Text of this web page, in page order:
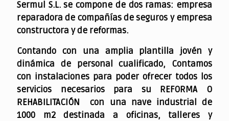
Sermul S.L. se compone de dos ramas: empresa
reparadora de compañías de seguros y empresa
constructora y de reformas.
Contando con una amplia plantilla jovén y
dinámica de personal cualificado, Contamos
con instalaciones para poder ofrecer todos los
servicios necesarios para su REFORMA O
REHABILITACIÓN con una nave industrial de
1000 m2 destinada a oficinas, talleres y